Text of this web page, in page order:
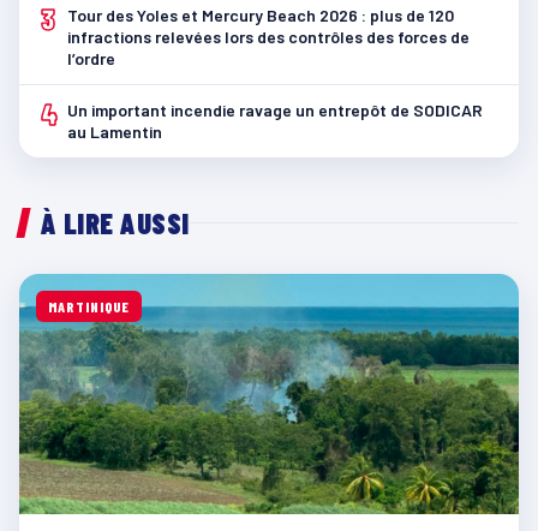
3
Tour des Yoles et Mercury Beach 2026 : plus de 120
infractions relevées lors des contrôles des forces de
l’ordre
4 Un important incendie ravage un entrepôt de SODICAR
au Lamentin
À LIRE AUSSI
MARTINIQUE